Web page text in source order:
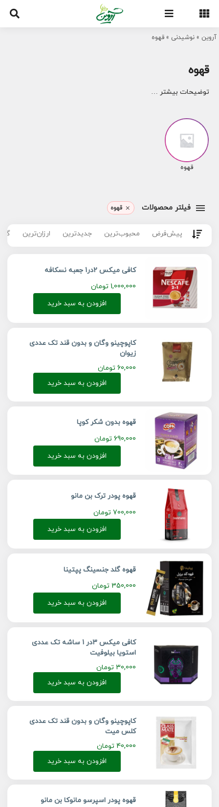
content
آروین » نوشیدنی » قهوه
قهوه
توضیحات بیشتر …
قهوه
فیلتر محصولات قهوه
پیش‌فرض محبوب‌ترین جدیدترین ارزان‌ترین
کافی میکس 2در1 جعبه نسکافه
1,000,000 تومان
افزودن به سبد خرید
کاپوچینو وگان و بدون قند تک عددی
زیوان
60,000 تومان
افزودن به سبد خرید
قهوه بدون شکر کوپا
690,000 تومان
افزودن به سبد خرید
قهوه پودر ترک بن مانو
700,000 تومان
افزودن به سبد خرید
قهوه گلد جنسینگ پپتینا
350,000 تومان
افزودن به سبد خرید
کافی میکس 3در 1 ساشه تک عددی
استویا بیلوفیت
30,000 تومان
افزودن به سبد خرید
کاپوچینو وگان و بدون قند تک عددی
کلس میت
40,000 تومان
افزودن به سبد خرید
قهوه پودر اسپرسو مانوکا بن مانو